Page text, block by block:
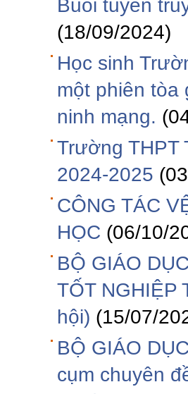
Buổi tuyên
(18/09/2024)
Học sinh
một phiên tòa
ninh mạng.
Trường THPT
2024-2025
CÔNG TÁC
HỌC (06/10/
BỘ GIÁO
TỐT NGHIỆP
hội) (15/07/
BỘ GIÁO
cụm chuyên